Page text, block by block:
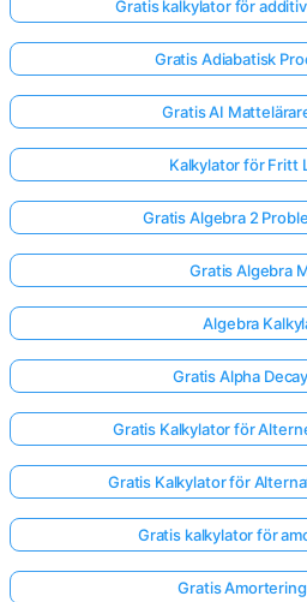
Gratis kalkylator för
Gratis Adiabatisk
Gratis AI
Kalkylator för Fritt
Gratis Algebra 2
Gratis Algebra
Algebra
Gratis Alpha
Gratis Kalkylator för
Gratis Kalkylator för
Gratis kalkylator för
Gratis